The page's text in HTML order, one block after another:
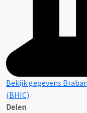
Bekijk gegevens
(BHIC)
Delen